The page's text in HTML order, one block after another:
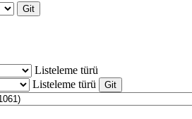
Listeleme türü
Listeleme türü